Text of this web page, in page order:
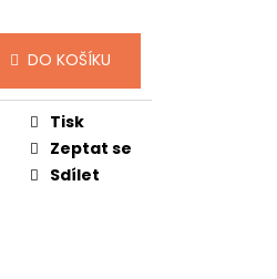
DO KOŠÍKU
Tisk
Zeptat se
Sdílet